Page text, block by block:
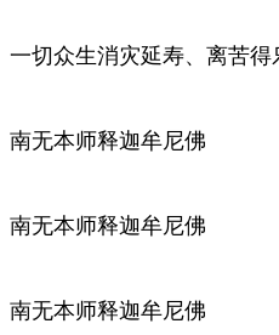
一切众生消灾延寿、离苦得
南无本师释迦牟尼佛
南无本师释迦牟尼佛
南无本师释迦牟尼佛